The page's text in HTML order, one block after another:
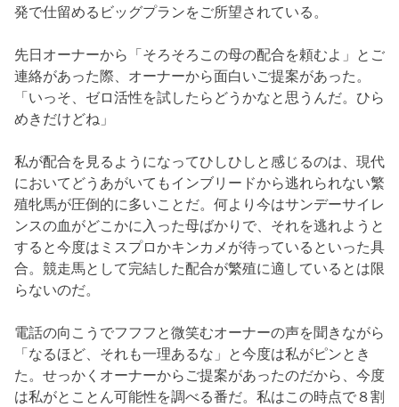
発で仕留めるビッグプランをご所望されている。
先日オーナーから「そろそろこの母の配合を頼むよ」とご
連絡があった際、オーナーから面白いご提案があった。
「いっそ、ゼロ活性を試したらどうかなと思うんだ。ひら
めきだけどね」
私が配合を見るようになってひしひしと感じるのは、現代
においてどうあがいてもインブリードから逃れられない繁
殖牝馬が圧倒的に多いことだ。何より今はサンデーサイレ
ンスの血がどこかに入った母ばかりで、それを逃れようと
すると今度はミスプロかキンカメが待っているといった具
合。競走馬として完結した配合が繁殖に適しているとは限
らないのだ。
電話の向こうでフフフと微笑むオーナーの声を聞きながら
「なるほど、それも一理あるな」と今度は私がピンとき
た。せっかくオーナーからご提案があったのだから、今度
は私がとことん可能性を調べる番だ。私はこの時点で８割